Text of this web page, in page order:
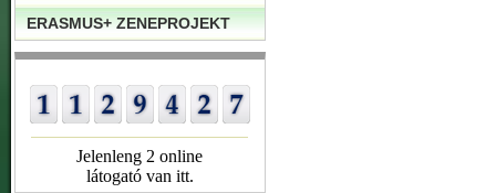
ERASMUS+ ZENEPROJEKT
Jelenleng 2 online
látogató van itt.